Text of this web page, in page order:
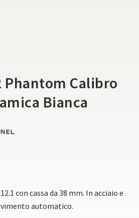
Phantom Calibro
Bianca
con cassa da 38 mm. In acciaio e
automatico.